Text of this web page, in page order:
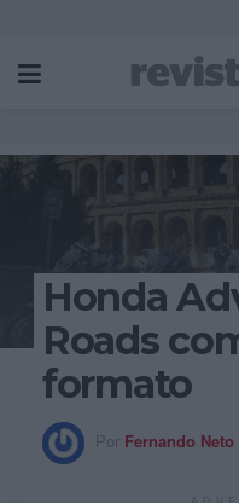
Honda
Roads
formato
Por Fernando Neto